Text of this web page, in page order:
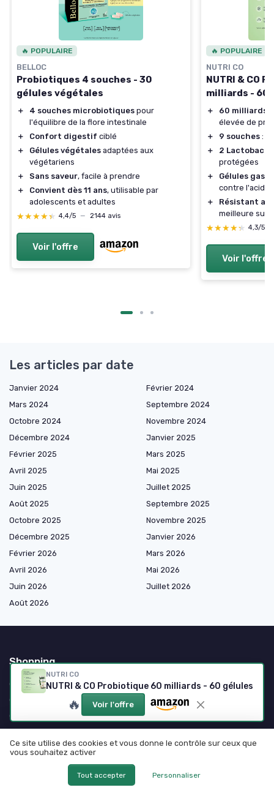
🔥 POPULAIRE
BELLOC
Probiotiques 4 souches - 30
gélules végétales
＋ 4 souches microbiotiques pour
l'équilibre de la flore intestinale
＋
Confort digestif ciblé
＋
Gélules végétales adaptées aux
végétariens
＋
Sans saveur, facile à prendre
＋
Convient dès 11 ans, utilisable par
adolescents et adultes
★★★★★
★★★★★ 4,4/5 — 2144 avis
Voir l'offre
🔥 POPULAIRE
NUTRI CO
NUTRI & CO
milliards - 60
＋
60 milliards
élevée de
＋
9 souches :
＋
2
protégées
＋
Gélules
contre
＋
Résistant
meilleure
★★★★★
★★★★★ 4,3/5
Voir l'offre
NUTRI CO
NUTRI & CO Probiotique 60 milliards - 60 gélules
🔥 Voir l'offre
Les articles par date
Janvier 2024
Février 2024
Mars 2024
Septembre 2024
Octobre 2024
Novembre 2024
Décembre 2024
Janvier 2025
Février 2025
Mars 2025
Avril 2025
Mai 2025
Juin 2025
Juillet 2025
Août 2025
Septembre 2025
Octobre 2025
Novembre 2025
Décembre 2025
Janvier 2026
Février 2026
Mars 2026
Avril 2026
Mai 2026
Juin 2026
Juillet 2026
Août 2026
Shopping
Compléments alimentaires par objectif santé
Compléments alimentaires beauté
Compléments alimentaires forme et bien-être
Compléments alimentaires par forme
Compléments alimentaires naturels et premium
Cures et protocoles nutritionnels
Ce site utilise des cookies et vous donne le contrôle sur ceux que
vous souhaitez activer
Tout accepter Personnaliser